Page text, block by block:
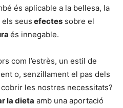
és aplicable a la bellesa, la
seus efectes sobre el
és innegable.
com l’estrès, un estil de
o, senzillament el pas dels
les nostres necessitats?
la dieta amb una aportació